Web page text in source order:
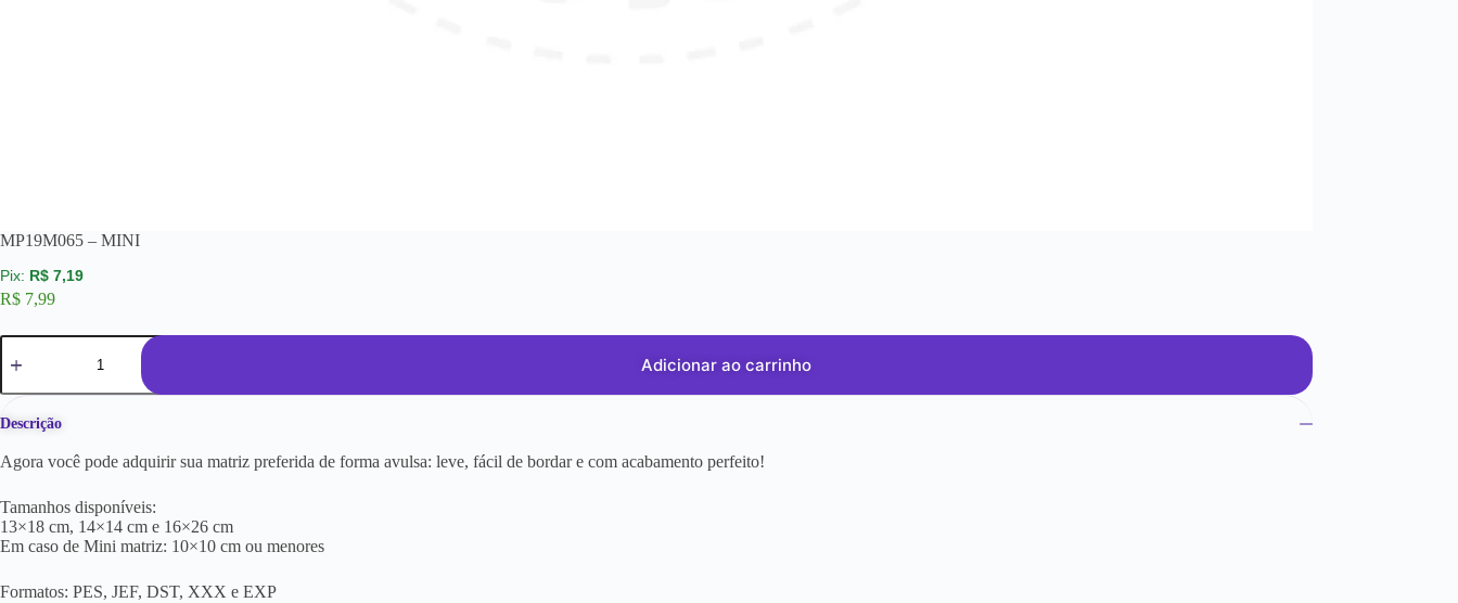
MP19M065 – MINI
R$ 7,19
R$ 7,99
Adicionar ao carrinho
Descrição
Agora você pode adquirir sua matriz preferida de forma avulsa: leve, fácil de bordar e com acabamento perfeito!
Tamanhos disponíveis:
13×18 cm, 14×14 cm e 16×26 cm
Em caso de Mini matriz: 10×10 cm ou menores
Formatos: PES, JEF, DST, XXX e EXP